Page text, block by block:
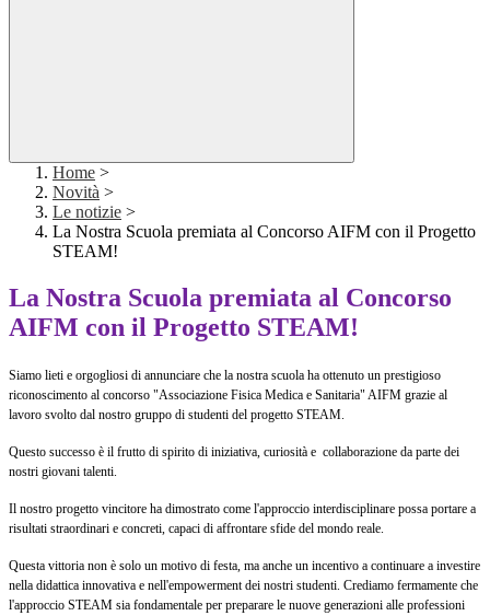
Home >
Novità >
Le notizie >
La Nostra Scuola premiata al Concorso AIFM con il Progetto
STEAM!
La Nostra Scuola premiata al Concorso
AIFM con il Progetto STEAM!
Siamo lieti e orgogliosi di annunciare che la nostra scuola ha ottenuto un prestigioso
riconoscimento al concorso "Associazione Fisica Medica e Sanitaria" AIFM grazie al
lavoro svolto dal nostro gruppo di studenti del progetto STEAM.
Questo successo è il frutto di spirito di iniziativa, curiosità e collaborazione da parte dei
nostri giovani talenti.
Il nostro progetto vincitore ha dimostrato come l'approccio interdisciplinare possa portare a
risultati straordinari e concreti, capaci di affrontare sfide del mondo reale.
Questa vittoria non è solo un motivo di festa, ma anche un incentivo a continuare a investire
nella didattica innovativa e nell'empowerment dei nostri studenti. Crediamo fermamente che
l'approccio STEAM sia fondamentale per preparare le nuove generazioni alle professioni